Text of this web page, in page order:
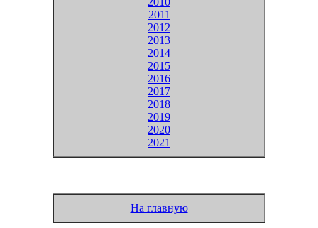
2011
2012
2013
2014
2015
2016
2017
2018
2019
2020
2021
На главную